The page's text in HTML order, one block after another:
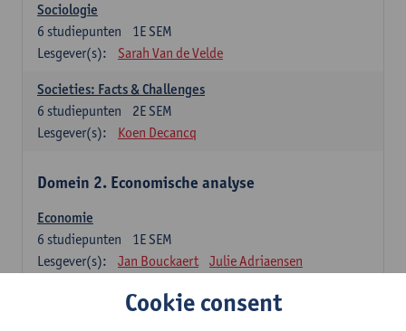
Sociologie
1E SEM
6 studiepunten
Lesgever(s):
Sarah Van de Velde
Societies: Facts & Challenges
2E SEM
6 studiepunten
Lesgever(s):
Koen Decancq
Domein 2. Economische analyse
Economie
1E SEM
6 studiepunten
Lesgever(s):
Jan Bouckaert Julie Adriaensen
Domein 3. Bedrijfseconomie
Cookie consent